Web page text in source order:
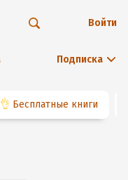
Подписка
Войти
👌 Бесплатные книги